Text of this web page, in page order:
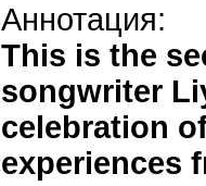
Аннотация:
This is the
songwriter
celebration
experiences